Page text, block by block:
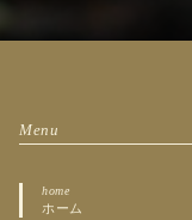
Menu
home
ホーム